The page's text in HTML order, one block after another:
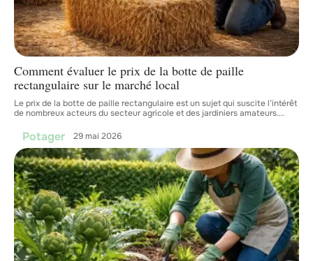
Comment évaluer le prix de la botte de paille
rectangulaire sur le marché local
Le prix de la botte de paille rectangulaire est un sujet qui suscite l’intérêt
de nombreux acteurs du secteur agricole et des jardiniers amateurs.…
Potager 29 mai 2026